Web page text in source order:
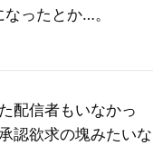
ったとか…。
配信者もいなかっ
認欲求の塊みたいな